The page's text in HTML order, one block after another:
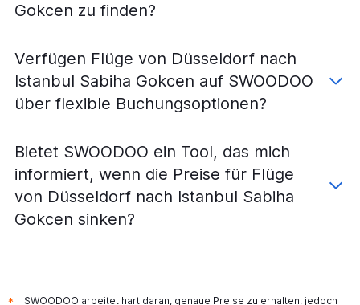
Gokcen zu finden?
Verfügen Flüge von Düsseldorf nach
Istanbul Sabiha Gokcen auf SWOODOO
über flexible Buchungsoptionen?
Bietet SWOODOO ein Tool, das mich
informiert, wenn die Preise für Flüge
von Düsseldorf nach Istanbul Sabiha
Gokcen sinken?
SWOODOO arbeitet hart daran, genaue Preise zu erhalten, jedoch